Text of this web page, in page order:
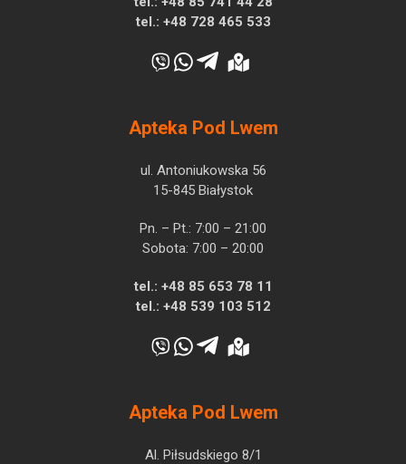
tel.: +48 728 465 533
Apteka Pod Lwem
ul. Antoniukowska 56
15-845 Białystok
Pn. – Pt.: 7:00 – 21:00
Sobota: 7:00 – 20:00
tel.: +48 85 653 78 11
tel.: +48 539 103 512
Apteka Pod Lwem
Al. Piłsudskiego 8/1